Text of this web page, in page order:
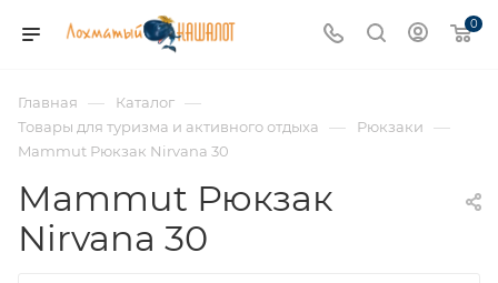
0
Главная — Каталог —
Товары для туризма и активного отдыха — Рюкзаки —
Mammut Рюкзак Nirvana 30
Mammut Рюкзак
Nirvana 30